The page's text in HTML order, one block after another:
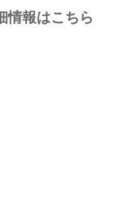
情報はこちら